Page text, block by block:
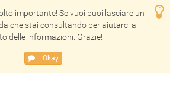
importante! Se vuoi puoi lasciare un
che stai consultando per aiutarci a
delle informazioni. Grazie!
Okay